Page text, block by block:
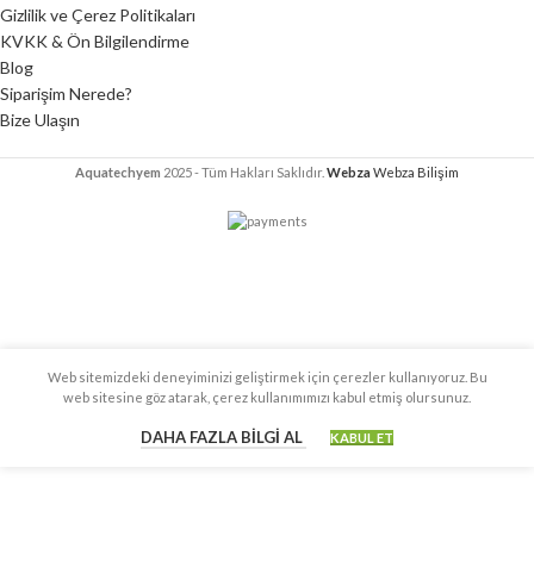
Gizlilik ve Çerez Politikaları
KVKK & Ön Bilgilendirme
Blog
Siparişim Nerede?
Bize Ulaşın
Aquatechyem 2025 - Tüm Hakları Saklıdır. WebzaWebza Bilişim
Web sitemizdeki deneyiminizi geliştirmek için çerezler kullanıyoruz. Bu
web sitesine göz atarak, çerez kullanımımızı kabul etmiş olursunuz.
DAHA FAZLA BILGI AL KABUL ET